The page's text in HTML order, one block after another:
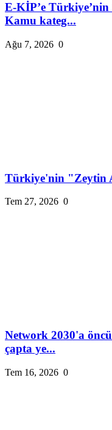
E-KİP’e
Kamu kateg...
Ağu 7, 2026 0
Türkiye'nin "Zeytin
Tem 27, 2026 0
Network 2030'a
çapta ye...
Tem 16, 2026 0